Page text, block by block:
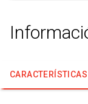
CARACTERÍSTICAS